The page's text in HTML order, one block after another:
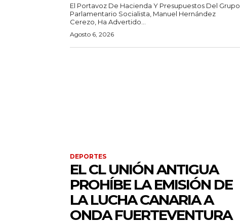
El Portavoz De Hacienda Y Presupuestos Del Grupo
Parlamentario Socialista, Manuel Hernández
Cerezo, Ha Advertido...
Agosto 6, 2026
DEPORTES
EL CL UNIÓN ANTIGUA
PROHÍBE LA EMISIÓN DE
LA LUCHA CANARIA A
ONDA FUERTEVENTURA